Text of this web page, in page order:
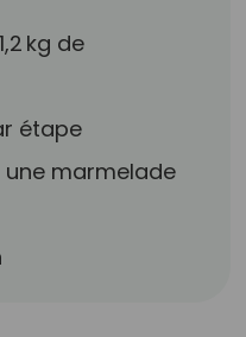
kg de
étape
une marmelade